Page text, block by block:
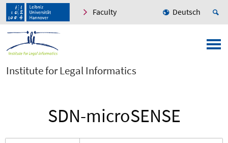
Faculty Deutsch
Institute for Legal Informatics
SDN-microSENSE